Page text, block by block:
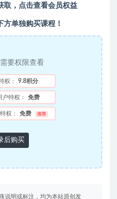
取， 点击查看会员权益
方单独购买课程！
要权限查看
权： 9.8积分
特权： 免费
权： 免费 推荐
后购买
说明或标注，均为本站原创发